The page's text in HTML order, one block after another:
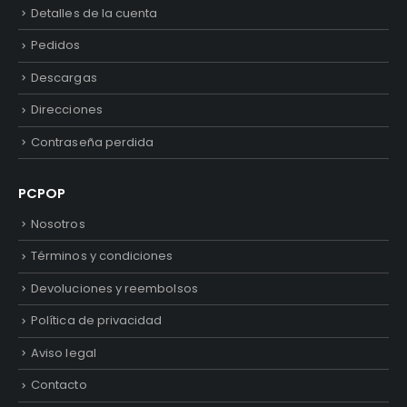
Detalles de la cuenta
Pedidos
Descargas
Direcciones
Contraseña perdida
PCPOP
Nosotros
Términos y condiciones
Devoluciones y reembolsos
Política de privacidad
Aviso legal
Contacto